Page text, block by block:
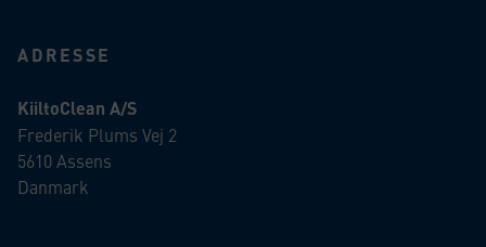
ADRESSE
KiiltoClean A/S
Frederik Plums Vej 2
5610 Assens
Danmark